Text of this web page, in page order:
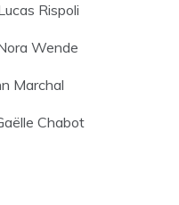
Rispoli
Wende
Marchal
Chabot